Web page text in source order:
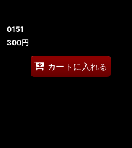
0151
300円
カートに入れる